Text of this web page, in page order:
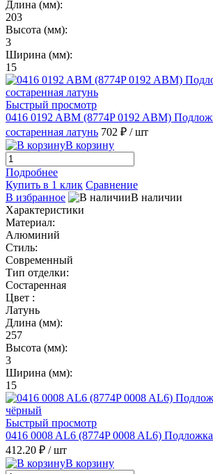
Длина (мм):
203
Высота (мм):
3
Ширина (мм):
15
Быстрый просмотр
0416 0192 ABM (8774P 0192 ABM)
состаренная латунь 702 ₽ / шт
В корзину
Подробнее
Купить в 1 клик Сравнение
В избранное
В наличии
Характеристики
Материал:
Алюминий
Стиль:
Современный
Тип отделки:
Состаренная
Цвет :
Латунь
Длина (мм):
257
Высота (мм):
3
Ширина (мм):
15
Быстрый просмотр
0416 0008 AL6 (8774P 0008 AL6)
412.20 ₽ / шт
В корзину